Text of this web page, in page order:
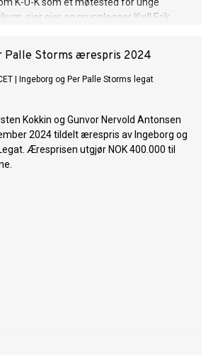
K-U-K som et møtested for unge
sier eier og grunnlegger Kjell Erik
Palle Storms ærespris 2024
Ingeborg og Per Palle Storms legat
Kokkin og Gunvor Nervold Antonsen
2024 tildelt ærespris av Ingeborg og
Æresprisen utgjør NOK 400.000 til